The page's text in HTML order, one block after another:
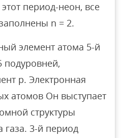
период-неон, все
n = 2.
элемент атома 5-й
подуровней,
p. Электронная
атомов Он выступает
структуры
газа. 3-й период